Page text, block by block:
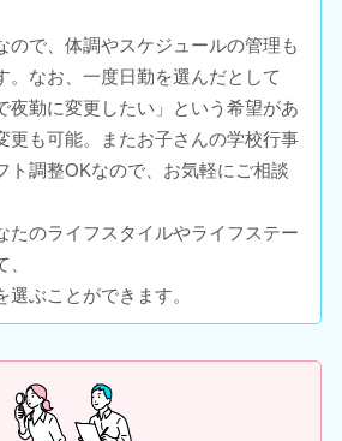
ので、体調やスケジュールの管理も
。なお、一度日勤を選んだとして
夜勤に変更したい」という希望があ
更も可能。またお子さんの学校行事
ト調整OKなので、お気軽にご相談
たのライフスタイルやライフステー
ぶことができます。